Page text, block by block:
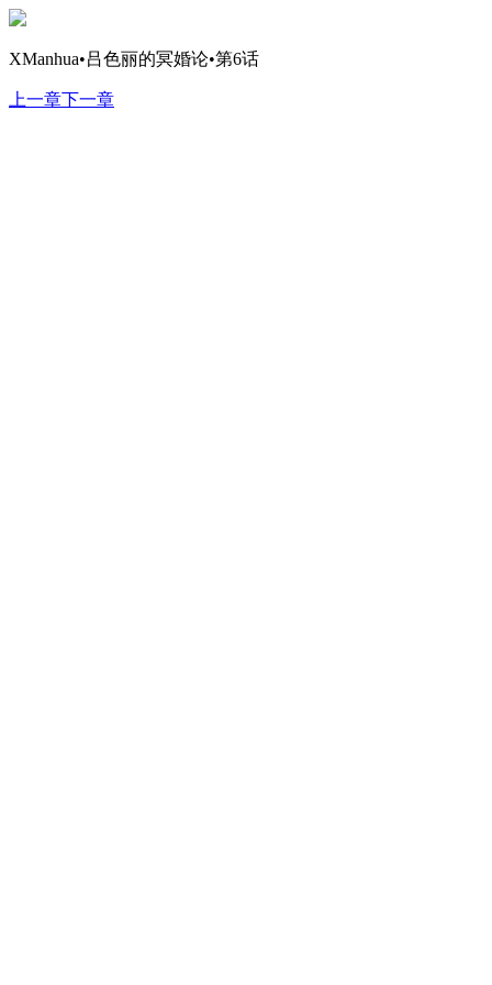
XManhua•吕色丽的冥婚论•第6话
上一章下一章